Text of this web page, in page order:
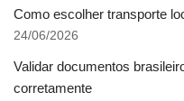
Como escolher transporte
24/06/2026
Validar documentos
corretamente